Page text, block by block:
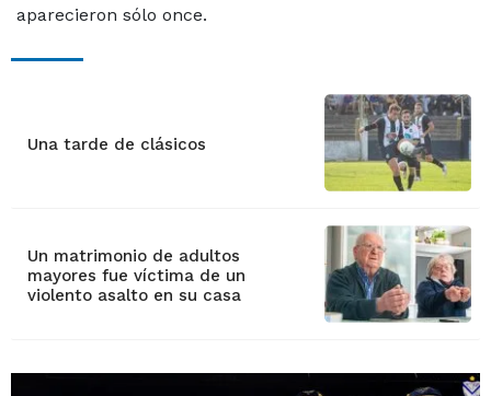
aparecieron sólo once.
Una tarde de clásicos
Un matrimonio de adultos
mayores fue víctima de un
violento asalto en su casa